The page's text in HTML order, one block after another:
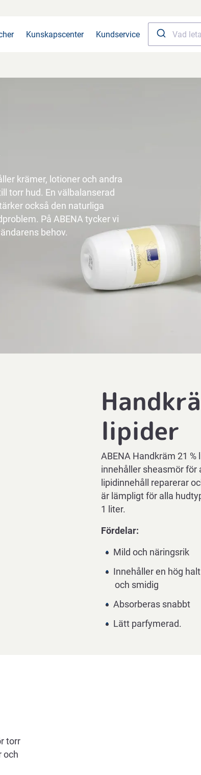
Kunskapscenter Kundservice
krämer, lotioner och andra
torr hud. En välbalanserad
också den naturliga
På ABENA tycker vi
behov.
lipider
ABENA Handkräm 21
innehåller sheasmör för
lipidinnehåll reparerar
är lämpligt för alla
1 liter.
Fördelar:
Mild och näringsrik
Innehåller en hög
och smidig
Absorberas snabbt
Lätt parfymerad.
torr
och